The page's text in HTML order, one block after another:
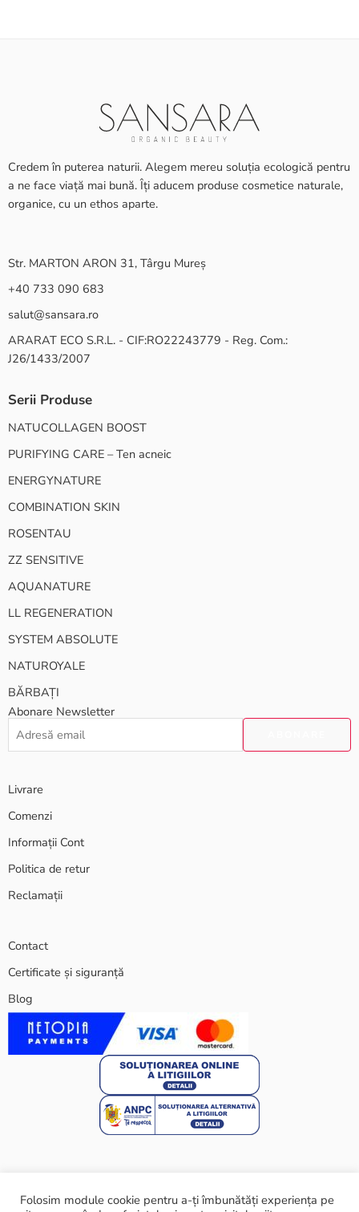
Credem în puterea naturii. Alegem mereu soluția ecologică pentru
a ne face viață mai bună. Îți aducem produse cosmetice naturale,
organice, cu un ethos aparte.
Str. MARTON ARON 31, Târgu Mureș
+40 733 090 683
salut@sansara.ro
ARARAT ECO S.R.L. - CIF:RO22243779 - Reg. Com.:
J26/1433/2007
Serii Produse
NATUCOLLAGEN BOOST
PURIFYING CARE – Ten acneic
ENERGYNATURE
COMBINATION SKIN
ROSENTAU
ZZ SENSITIVE
AQUANATURE
LL REGENERATION
SYSTEM ABSOLUTE
NATUROYALE
BĂRBAȚI
Abonare Newsletter
Livrare
Comenzi
Informații Cont
Politica de retur
Reclamații
Contact
Certificate și siguranță
Blog
© 2024 ARARAT ECO SRL - Toate drepturile rezervate
Folosim module cookie pentru a-ți îmbunătăți experiența pe